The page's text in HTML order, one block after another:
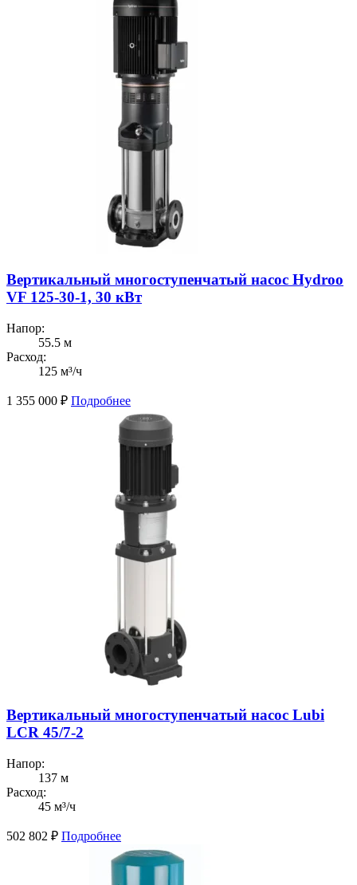
Вертикальный многоступенчатый насос Hydroo
VF 125-30-1, 30 кВт
Напор:
55.5 м
Расход:
125 м³/ч
1 355 000 ₽ Подробнее
Вертикальный многоступенчатый насос Lubi
LCR 45/7-2
Напор:
137 м
Расход:
45 м³/ч
502 802 ₽ Подробнее